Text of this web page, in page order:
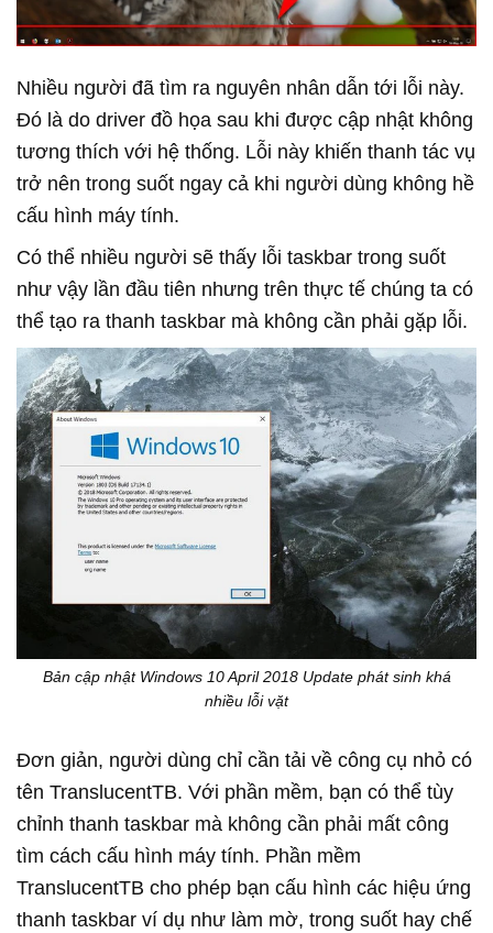
Nhiều người đã tìm ra nguyên nhân dẫn tới lỗi này.
Đó là do driver đồ họa sau khi được cập nhật không
tương thích với hệ thống. Lỗi này khiến thanh tác vụ
trở nên trong suốt ngay cả khi người dùng không hề
cấu hình máy tính.
Có thể nhiều người sẽ thấy lỗi taskbar trong suốt
như vậy lần đầu tiên nhưng trên thực tế chúng ta có
thể tạo ra thanh taskbar mà không cần phải gặp lỗi.
Bản cập nhật Windows 10 April 2018 Update phát sinh khá
nhiều lỗi vặt
Đơn giản, người dùng chỉ cần tải về công cụ nhỏ có
tên TranslucentTB. Với phần mềm, bạn có thể tùy
chỉnh thanh taskbar mà không cần phải mất công
tìm cách cấu hình máy tính. Phần mềm
TranslucentTB cho phép bạn cấu hình các hiệu ứng
thanh taskbar ví dụ như làm mờ, trong suốt hay chế